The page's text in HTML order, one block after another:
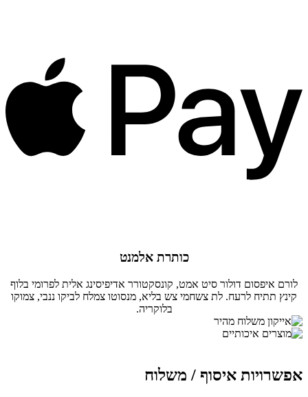
כותרת אלמנט
לורם איפסום דולור סיט אמט, קונסקטורר אדיפיסינג אלית לפרומי בלוף
קינץ תתיח לרעח. לת צשחמי צש בליא, מנסוטו צמלח לביקו ננבי, צמוקו
בלוקריה.
אפשרויות איסוף / משלוח